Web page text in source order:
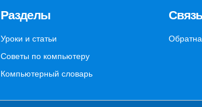
Разделы
Уроки и статьи
Советы по компьютеру
Компьютерный словарь